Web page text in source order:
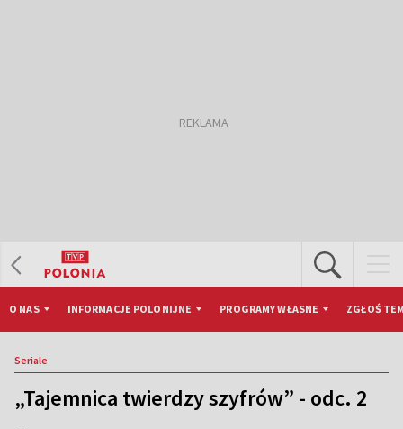
O NAS INFORMACJE POLONIJNE PROGRAMY WŁASNE ZGŁOŚ
Seriale
„Tajemnica twierdzy szyfrów” - odc. 2